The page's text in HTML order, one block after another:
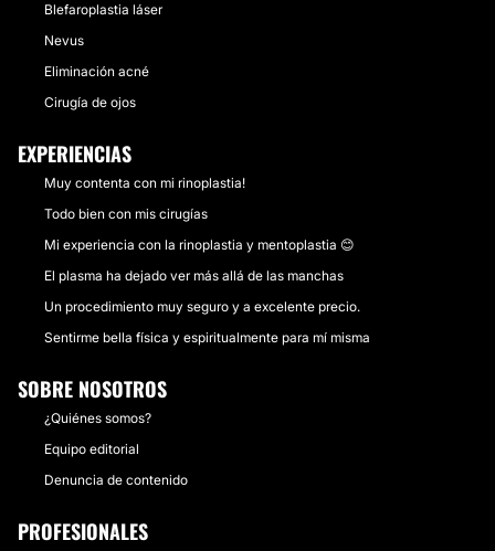
Blefaroplastia láser
Nevus
Eliminación acné
Cirugía de ojos
EXPERIENCIAS
Muy contenta con mi rinoplastia!
Todo bien con mis cirugías
Mi experiencia con la rinoplastia y mentoplastia 😊
El plasma ha dejado ver más allá de las manchas
Un procedimiento muy seguro y a excelente precio.
Sentirme bella física y espiritualmente para mí misma
SOBRE NOSOTROS
¿Quiénes somos?
Equipo editorial
Denuncia de contenido
PROFESIONALES